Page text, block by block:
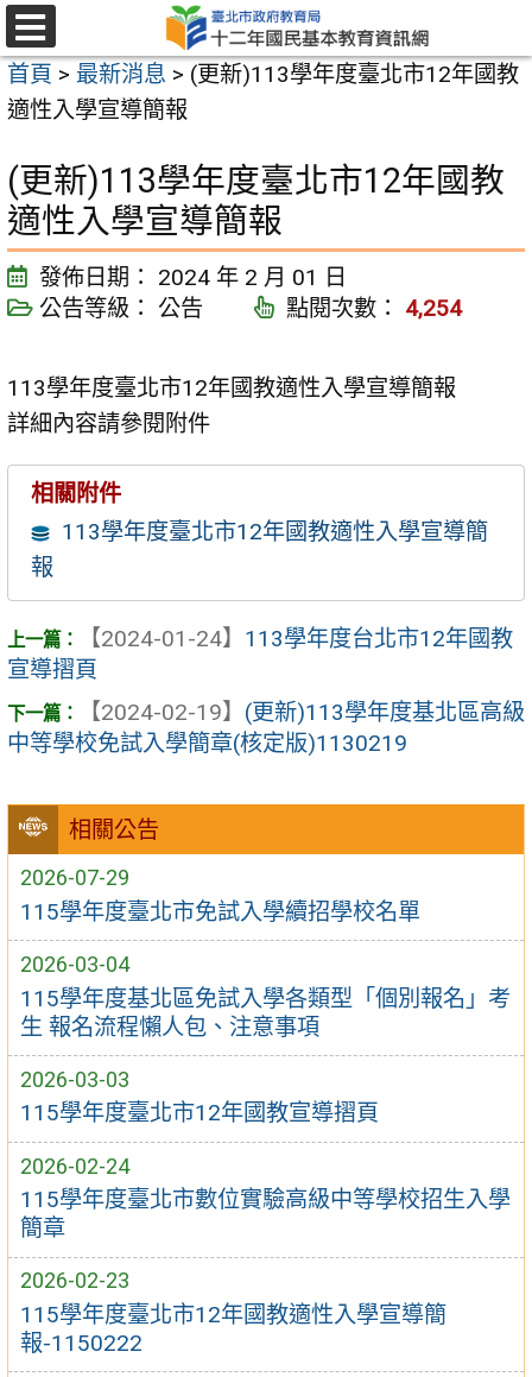
跳
至
主
要
內
容
區
選
單
首頁 > 最新消息 > (更新)113學年度臺北市12年國教
適性入學宣導簡報
相關公告
2026-07-29
115學年度臺北市免試入學續招學校名單
2026-03-04
115學年度基北區免試入學各類型「個別報名」考
生 報名流程懶人包、注意事項
2026-03-03
115學年度臺北市12年國教宣導摺頁
2026-02-24
115學年度臺北市數位實驗高級中等學校招生入學
簡章
2026-02-23
115學年度臺北市12年國教適性入學宣導簡
報-1150222
(更新)113學年度臺北市12年國教
適性入學宣導簡報
發佈日期：
2024 年 2 月 01 日
公告等級：
公告 點閱次數： 4,254
113學年度臺北市12年國教適性入學宣導簡報
詳細內容請參閱附件
相關附件
113學年度臺北市12年國教適性入學宣導簡
報
【2024-01-24】 113學年度台北市12年國教
宣導摺頁
【2024-02-19】 (更新)113學年度基北區高級
中等學校免試入學簡章(核定版)1130219